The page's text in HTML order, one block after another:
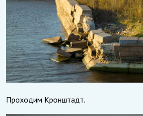
Проходим Кронштадт.